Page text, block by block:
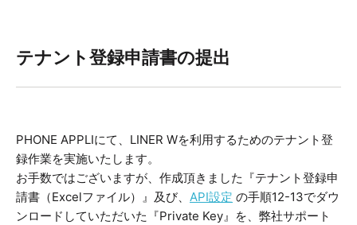
テナント登録申請書の提出
PHONE APPLIにて、LINER Wを利用するためのテナント登
録作業を実施いたします。
お手数ではございますが、作成頂きました『テナント登録申
請書（Excelファイル）』及び、 API設定 の手順12-13でダウ
ンロードしていただいた『Private Key』を、弊社サポート